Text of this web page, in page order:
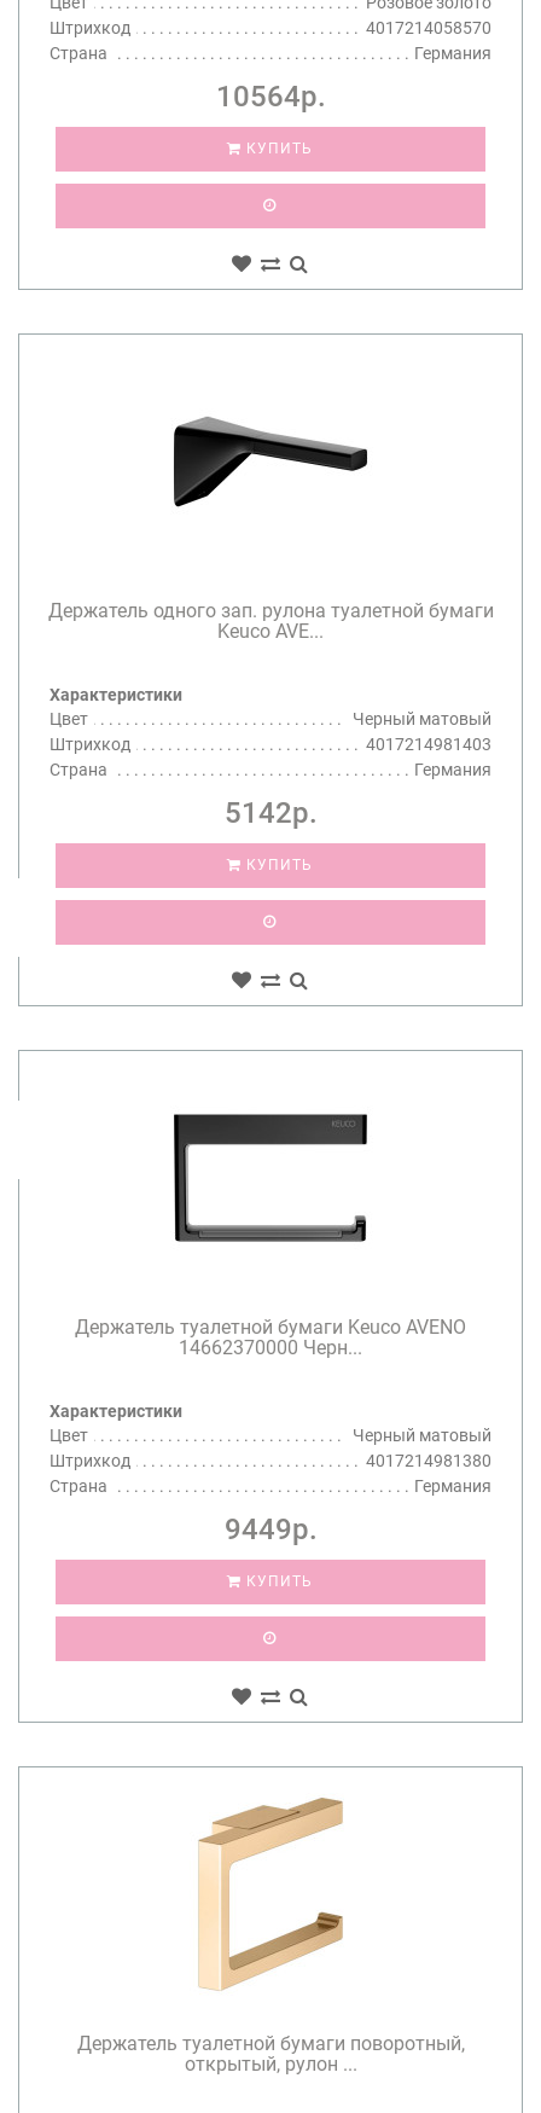
Штрихкод
4017214058570
Страна
Германия
10564р.
КУПИТЬ
Держатель одного зап. рулона туалетной бумаги
Keuco AVE...
Характеристики
Цвет
Черный матовый
Штрихкод
4017214981403
Страна
Германия
5142р.
КУПИТЬ
Держатель туалетной бумаги Keuco AVENO
14662370000 Черн...
Характеристики
Цвет
Черный матовый
Штрихкод
4017214981380
Страна
Германия
9449р.
КУПИТЬ
Держатель туалетной бумаги поворотный,
открытый, рулон ...